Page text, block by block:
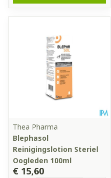
Thea Pharma
Blephasol
Reinigingslotion Steriel
Oogleden 100ml
€ 15,60